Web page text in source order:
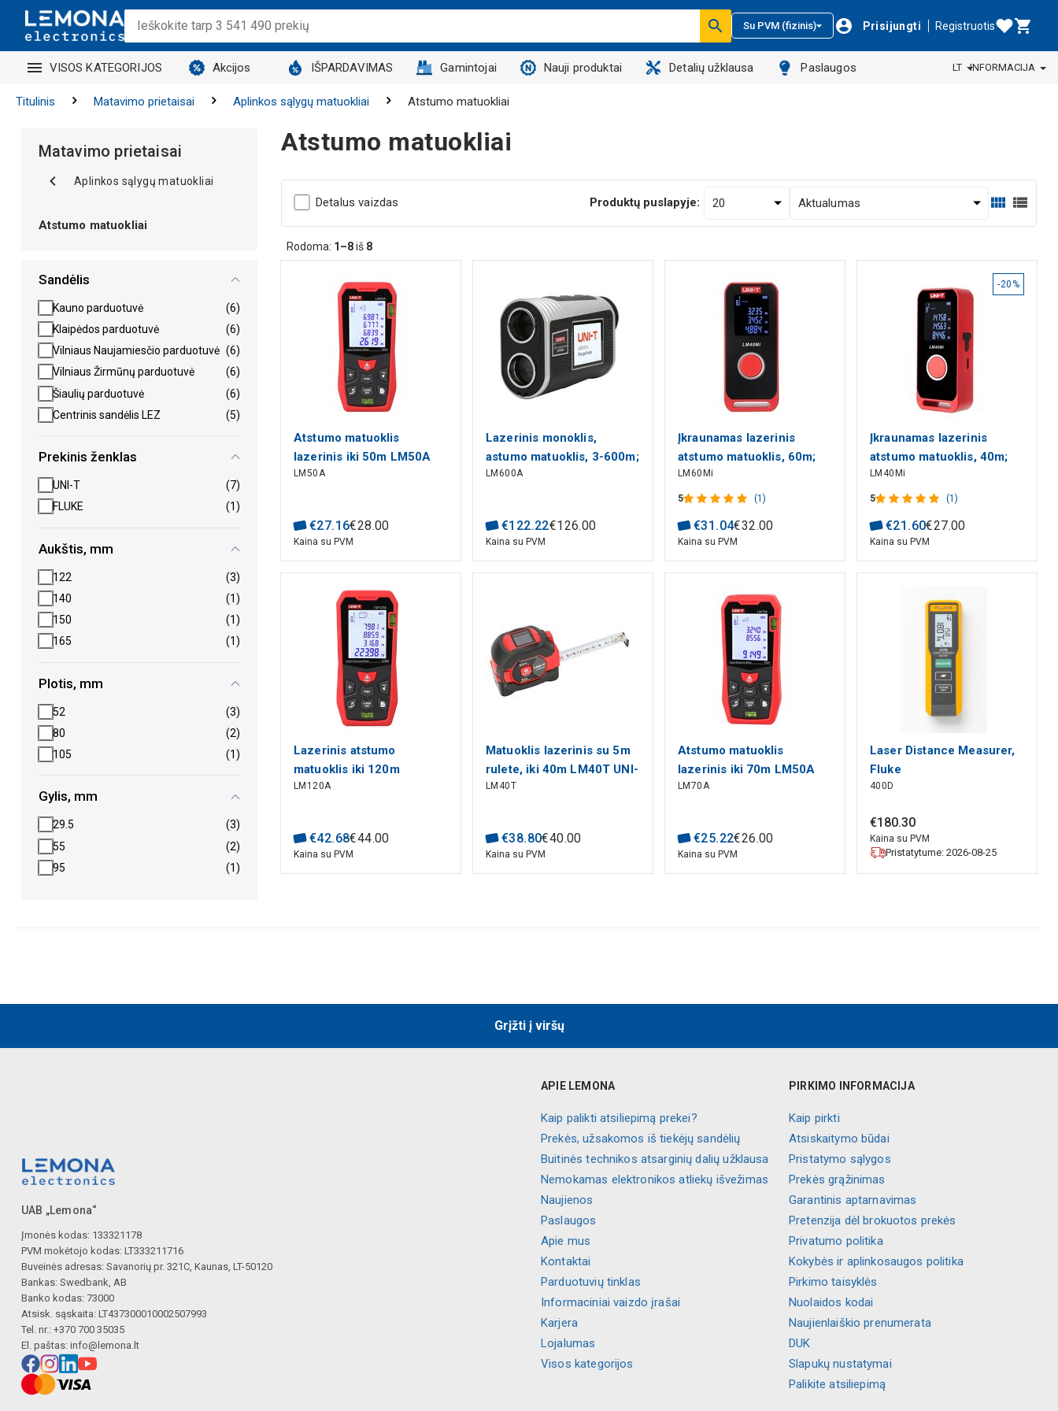
Su PVM (fizinis) Prisijungti Registruotis
VISOS KATEGORIJOS Akcijos IŠPARDAVIMAS Gamintojai Nauji produktai Detalių užklausa Paslaugos LT INFORMACIJA
Titulinis Matavimo prietaisai Aplinkos sąlygų matuokliai Atstumo matuokliai
Atstumo matuokliai
Detalus vaizdas Produktų puslapyje:
Rodoma: 1–8iš 8
Atstumo matuoklis
lazerinis iki 50m LM50A
UNI-T
LM50A
€27.16€28.00
Kaina su PVM
Lazerinis monoklis,
astumo matuoklis, 3-600m;
trajektorijos, nuolydžio,
UNI-T
LM600A
€122.22€126.00
Kaina su PVM
Įkraunamas lazerinis
atstumo matuoklis, 60m;
LCD; Li-ion , Type-C, UNI-
T
LM60Mi
5 (1)
€31 .04€32.00
Kaina su PVM
-20%
Įkraunamas lazerinis
atstumo matuoklis, 40m;
LCD; Li-ion , Type-C, UNI-
T
LM40Mi
5 (1)
€21 .60€27.00
Kaina su PVM
Lazerinis atstumo
matuoklis iki 120m
LM120A UNI-T
LM120A
€42.68€44.00
Kaina su PVM
Matuoklis lazerinis su 5m
rulete, iki 40m LM40T UNI-
T
LM40T
€38.80€40.00
Kaina su PVM
Atstumo matuoklis
lazerinis iki 70m LM50A
UNI-T
LM70A
€25.22€26.00
Kaina su PVM
Laser Distance Measurer,
Fluke
400D
€180.30
Kaina su PVM
Pristatytume: 2026-08-25
Matavimo prietaisai
Aplinkos sąlygų matuokliai
Atstumo matuokliai
Sandėlis
Kauno parduotuvė
(6)
Klaipėdos parduotuvė
(6)
Vilniaus Naujamiesčio parduotuvė (6)
Vilniaus Žirmūnų parduotuvė
(6)
Šiaulių parduotuvė
(6)
Centrinis sandėlis LEZ
(5)
Prekinis ženklas
UNI-T
(7)
FLUKE
(1)
Aukštis, mm
122
(3)
140
(1)
150
(1)
165
(1)
Plotis, mm
52
(3)
80
(2)
105
(1)
Gylis, mm
29.5
(3)
55
(2)
95
(1)
Grįžti į viršų
UAB „Lemona“
Įmonės kodas: 133321178
PVM mokėtojo kodas: LT333211716
Buveinės adresas: Savanorių pr. 321C, Kaunas, LT-50120
Bankas: Swedbank, AB
Banko kodas: 73000
Atsisk. sąskaita: LT437300010002507993
Tel. nr.: +370 700 35035
El. paštas: info@lemona.lt
APIE LEMONA
Kaip palikti atsiliepimą prekei?
Prekės, užsakomos iš tiekėjų sandėlių
Buitinės technikos atsarginių dalių užklausa
Nemokamas elektronikos atliekų išvežimas
Naujienos
Paslaugos
Apie mus
Kontaktai
Parduotuvių tinklas
Informaciniai vaizdo įrašai
Karjera
Lojalumas
Visos kategorijos
PIRKIMO INFORMACIJA
Kaip pirkti
Atsiskaitymo būdai
Pristatymo sąlygos
Prekės grąžinimas
Garantinis aptarnavimas
Pretenzija dėl brokuotos prekės
Privatumo politika
Kokybės ir aplinkosaugos politika
Pirkimo taisyklės
Nuolaidos kodai
Naujienlaiškio prenumerata
DUK
Slapukų nustatymai
Palikite atsiliepimą